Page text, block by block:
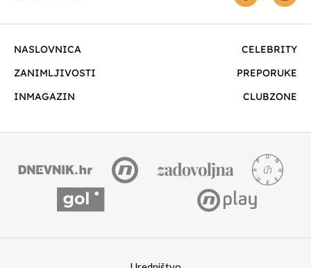
NASLOVNICA
CELEBRITY
ZANIMLJIVOSTI
PREPORUKE
INMAGAZIN
CLUBZONE